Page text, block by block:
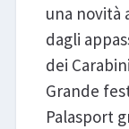
una novità
dagli
dei
Grande
Palasport